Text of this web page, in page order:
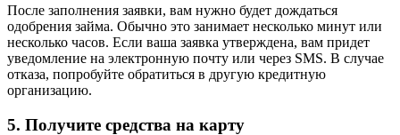
После заполнения заявки, вам нужно будет дождаться
одобрения займа. Обычно это занимает несколько минут или
несколько часов. Если ваша заявка утверждена, вам придет
уведомление на электронную почту или через SMS. В случае
отказа, попробуйте обратиться в другую кредитную
организацию.
5. Получите средства на карту